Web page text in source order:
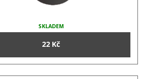
SKLADEM
22 Kč